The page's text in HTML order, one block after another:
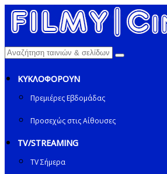
ΚΥΚΛΟΦΟΡΟΥΝ
Πρεμιέρες Εβδομάδας
Προσεχώς στις Αίθουσες
TV/STREAMING
TV Σήμερα